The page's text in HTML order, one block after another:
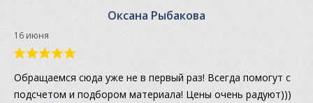
Оксана Рыбакова
16 июня
Обращаемся сюда уже не в первый раз! Всегда помогут с
подсчетом и подбором материала! Цены очень радуют)))